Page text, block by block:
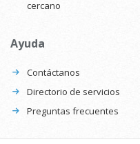
cercano
Ayuda
Contáctanos
Directorio de servicios
Preguntas frecuentes